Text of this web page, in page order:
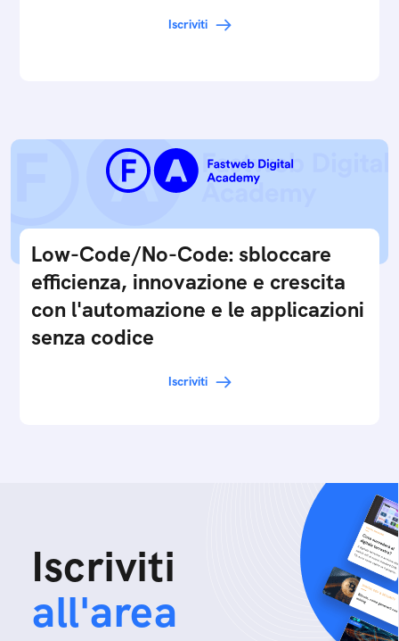
Iscriviti
Low-Code/No-Code: sbloccare
efficienza, innovazione e crescita
con l'automazione e le applicazioni
senza codice
Iscriviti
Iscriviti
all'area